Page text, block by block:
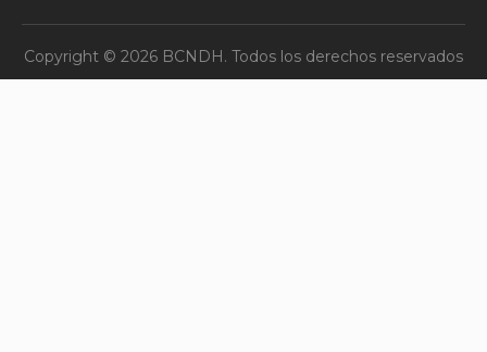
Copyright © 2026 BCNDH. Todos los derechos reservados